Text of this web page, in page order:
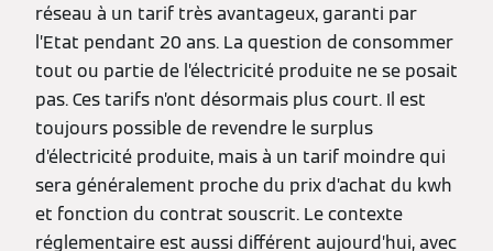
réseau à un tarif très avantageux, garanti par
l’Etat pendant 20 ans. La question de consommer
tout ou partie de l’électricité produite ne se posait
pas. Ces tarifs n’ont désormais plus court. Il est
toujours possible de revendre le surplus
d’électricité produite, mais à un tarif moindre qui
sera généralement proche du prix d’achat du kwh
et fonction du contrat souscrit. Le contexte
réglementaire est aussi différent aujourd’hui, avec